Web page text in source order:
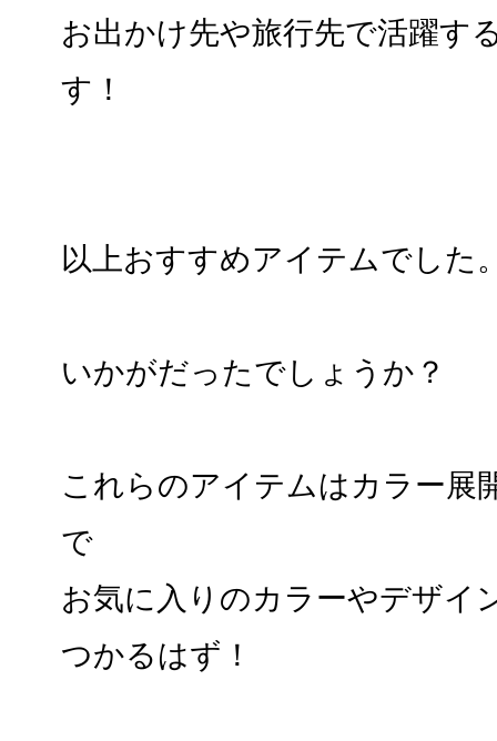
お出かけ先や旅行先で活躍す
す！
以上おすすめアイテムでした
いかがだったでしょうか？
これらのアイテムはカラー展
で
お気に入りのカラーやデザイ
つかるはず！